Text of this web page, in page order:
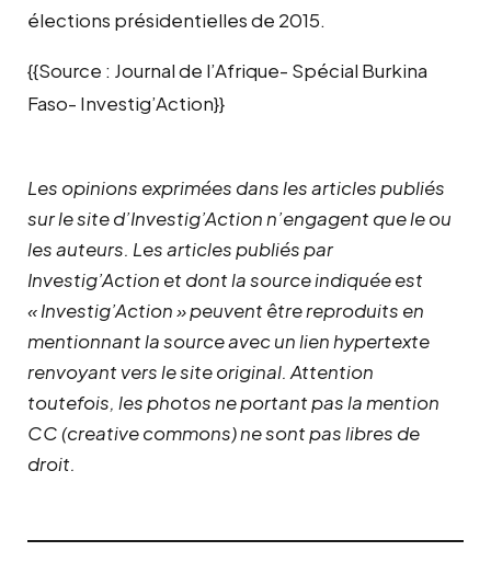
élections présidentielles de 2015.
{{Source : Journal de l’Afrique- Spécial Burkina
Faso- Investig’Action}}
Les opinions exprimées dans les articles publiés
sur le site d’Investig’Action n’engagent que le ou
les auteurs. Les articles publiés par
Investig’Action et dont la source indiquée est
« Investig’Action » peuvent être reproduits en
mentionnant la source avec un lien hypertexte
renvoyant vers le site original. Attention
toutefois, les photos ne portant pas la mention
CC (creative commons) ne sont pas libres de
droit.